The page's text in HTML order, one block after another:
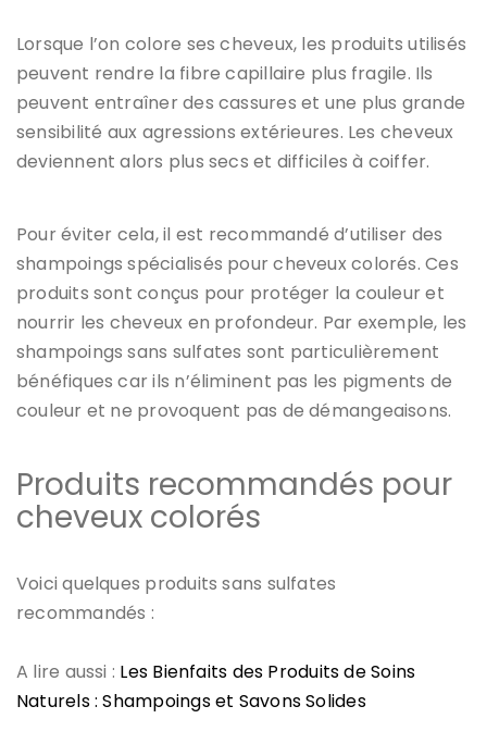
Lorsque l’on colore ses cheveux, les produits utilisés
peuvent rendre la fibre capillaire plus fragile. Ils
peuvent entraîner des cassures et une plus grande
sensibilité aux agressions extérieures. Les cheveux
deviennent alors plus secs et difficiles à coiffer.
Pour éviter cela, il est recommandé d’utiliser des
shampoings spécialisés pour cheveux colorés. Ces
produits sont conçus pour protéger la couleur et
nourrir les cheveux en profondeur. Par exemple, les
shampoings sans sulfates sont particulièrement
bénéfiques car ils n’éliminent pas les pigments de
couleur et ne provoquent pas de démangeaisons.
Produits recommandés pour
cheveux colorés
Voici quelques produits sans sulfates
recommandés :
A lire aussi : Les Bienfaits des Produits de Soins
Naturels : Shampoings et Savons Solides